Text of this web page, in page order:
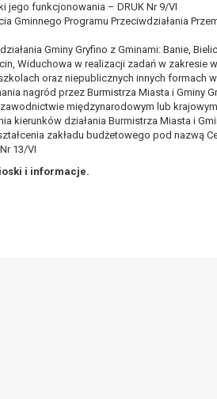
jego funkcjonowania – DRUK Nr 9/VI
Gminnego Programu Przeciwdziałania
Gminy Gryfino z Gminami: Banie,
Widuchowa w realizacji zadań w zakresie
oraz niepublicznych innych formach
nagród przez Burmistrza Miasta i Gminy
międzynarodowym lub krajowym
kierunków działania Burmistrza Miasta i
zakładu budżetowego pod nazwą
13/VI
i informacje.
dla zabezpieczenia ewentualnych
od momentu pozyskania
i konieczności zachowania
osobowych przysługuje Pani/Panu:
ich kopii na podstawie art. 15 RODO;
art. 16 RODO,
prawo do bycia zapomnianym) na
były zebrane lub w inny sposób
na przetwarzanie danych osobowych,
z prawem,
się z obowiązku wynikającego
danych osobowych – na
celów, ale osoba, której dane
wobec przetwarzania danych - do
RODO, w przypadku gdy łącznie